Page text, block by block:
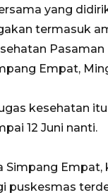
yang
termasuk
Pasaman
Empat,
kesehatan
12 Juni nanti.
Simpang
puskesmas